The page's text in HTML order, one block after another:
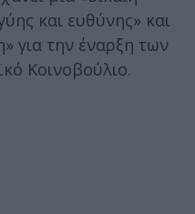
και ευθύνης» και
για την έναρξη των
Κοινοβούλιο.